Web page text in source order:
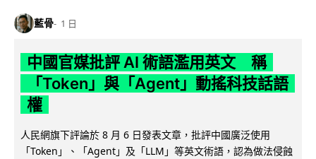
藍骨 1 日
中國官媒批評 AI 術語濫用英文 稱
「Token」與「Agent」動搖科技話語
權
人民網旗下評論於 8 月 6 日發表文章，批評中國廣泛使用
「Token」、「Agent」及「LLM」等英文術語，認為做法侵蝕